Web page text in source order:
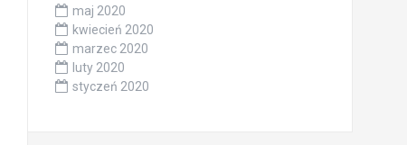
maj 2020
kwiecień 2020
marzec 2020
luty 2020
styczeń 2020